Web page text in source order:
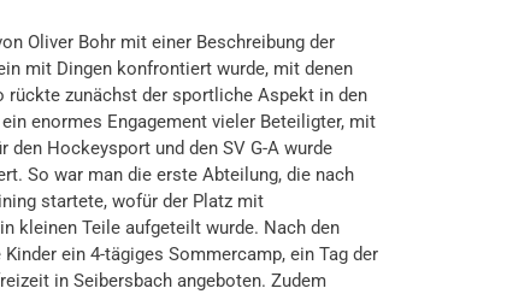
Oliver Bohr mit einer Beschreibung der
mit Dingen konfrontiert wurde, mit denen
rückte zunächst der sportliche Aspekt in den
enormes Engagement vieler Beteiligter, mit
Hockeysport und den SV G-A wurde
So war man die erste Abteilung, die nach
startete, wofür der Platz mit
kleinen Teile aufgeteilt wurde. Nach den
ein 4-tägiges Sommercamp, ein Tag der
in Seibersbach angeboten. Zudem